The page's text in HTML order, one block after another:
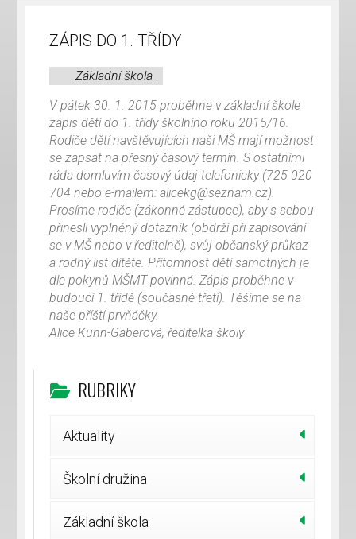
ZÁPIS DO 1. TŘÍDY
Základní škola
V pátek 30. 1. 2015 proběhne v základní škole
zápis dětí do 1. třídy školního roku 2015/16.
Rodiče dětí navštěvujících naši MŠ mají možnost
se zapsat na přesný časový termín. S ostatními
ráda domluvím časový údaj telefonicky (725 020
704 nebo e-mailem: alicekg@seznam.cz).
Prosíme rodiče (zákonné zástupce), aby s sebou
přinesli vyplněný dotazník (obdrží při zapisování
se v MŠ nebo v ředitelně), svůj občanský průkaz
a rodný list dítěte. Přítomnost dětí samotných je
dle pokynů MŠMT povinná. Zápis proběhne v
budoucí 1. třídě (současné třetí). Těšíme se na
naše příští prvňáčky.
Alice Kuhn-Gaberová, ředitelka školy
RUBRIKY
Aktuality
Školní družina
Základní škola